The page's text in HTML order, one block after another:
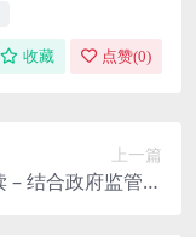
收藏 点赞(0)
上一篇
– 结合政府监管动